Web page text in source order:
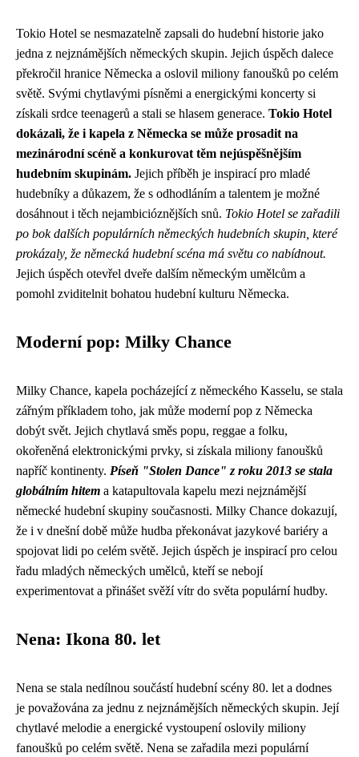
Tokio Hotel se nesmazatelně zapsali do hudební historie jako
jedna z nejznámějších německých skupin. Jejich úspěch dalece
překročil hranice Německa a oslovil miliony fanoušků po celém
světě. Svými chytlavými písněmi a energickými koncerty si
získali srdce teenagerů a stali se hlasem generace. Tokio Hotel
dokázali, že i kapela z Německa se může prosadit na
mezinárodní scéně a konkurovat těm nejúspěšnějším
hudebním skupinám. Jejich příběh je inspirací pro mladé
hudebníky a důkazem, že s odhodláním a talentem je možné
dosáhnout i těch nejambicióznějších snů. Tokio Hotel se zařadili
po bok dalších populárních německých hudebních skupin, které
prokázaly, že německá hudební scéna má světu co nabídnout.
Jejich úspěch otevřel dveře dalším německým umělcům a
pomohl zviditelnit bohatou hudební kulturu Německa.
Moderní pop: Milky Chance
Milky Chance, kapela pocházející z německého Kasselu, se stala
zářným příkladem toho, jak může moderní pop z Německa
dobýt svět. Jejich chytlavá směs popu, reggae a folku,
okořeněná elektronickými prvky, si získala miliony fanoušků
napříč kontinenty. Píseň "Stolen Dance" z roku 2013 se stala
globálním hitem a katapultovala kapelu mezi nejznámější
německé hudební skupiny současnosti. Milky Chance dokazují,
že i v dnešní době může hudba překonávat jazykové bariéry a
spojovat lidi po celém světě. Jejich úspěch je inspirací pro celou
řadu mladých německých umělců, kteří se nebojí
experimentovat a přinášet svěží vítr do světa populární hudby.
Nena: Ikona 80. let
Nena se stala nedílnou součástí hudební scény 80. let a dodnes
je považována za jednu z nejznámějších německých skupin. Její
chytlavé melodie a energické vystoupení oslovily miliony
fanoušků po celém světě. Nena se zařadila mezi populární